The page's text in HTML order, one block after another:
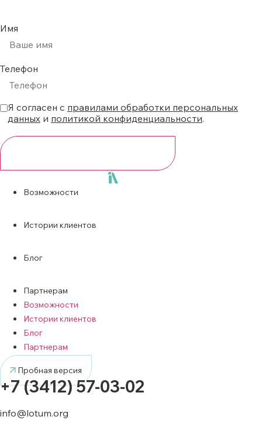
Имя
Телефон
Я согласен с правилами обработки персональных
данных и политикой конфиденциальности.
Возможности
Истории клиентов
Блог
Партнерам
Возможности
Истории клиентов
Блог
Партнерам
Пробная версия
+7 (3412) 57-03-02
info@lotum.org